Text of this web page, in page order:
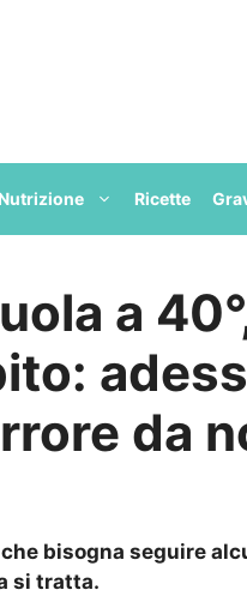
Ricette
a
da
bisogna seguire
si tratta.